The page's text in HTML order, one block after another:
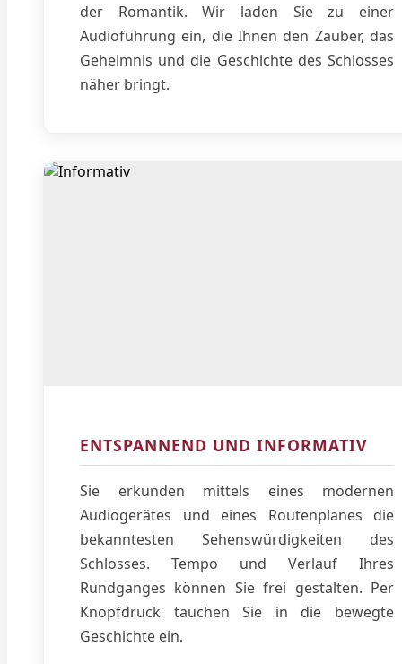
der Romantik. Wir laden Sie zu einer
Audioführung ein, die Ihnen den Zauber, das
Geheimnis und die Geschichte des Schlosses
näher bringt.
ENTSPANNEND UND INFORMATIV
Sie erkunden mittels eines modernen
Audiogerätes und eines Routenplanes die
bekanntesten Sehenswürdigkeiten des
Schlosses. Tempo und Verlauf Ihres
Rundganges können Sie frei gestalten. Per
Knopfdruck tauchen Sie in die bewegte
Geschichte ein.